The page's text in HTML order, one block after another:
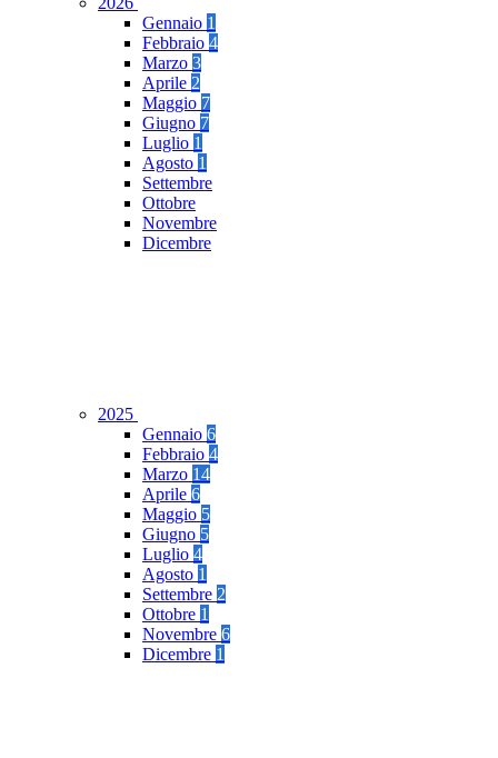
Gennaio 1
Febbraio 4
Marzo 3
Aprile 2
Maggio 7
Giugno 7
Luglio 1
Agosto 1
Settembre
Ottobre
Novembre
Dicembre
2025
Gennaio 6
Febbraio 4
Marzo 14
Aprile 6
Maggio 5
Giugno 5
Luglio 4
Agosto 1
Settembre 2
Ottobre 1
Novembre 6
Dicembre 1